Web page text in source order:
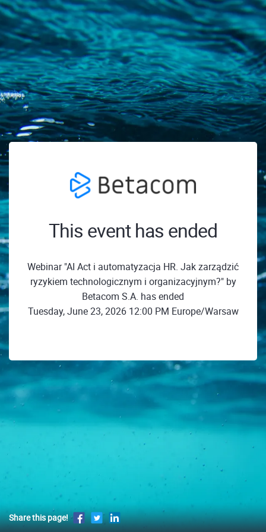
This event has ended
Webinar "AI Act i automatyzacja HR. Jak zarządzić
ryzykiem technologicznym i organizacyjnym?" by
Betacom S.A. has ended
Tuesday, June 23, 2026 12:00 PM Europe/Warsaw
Share this page!